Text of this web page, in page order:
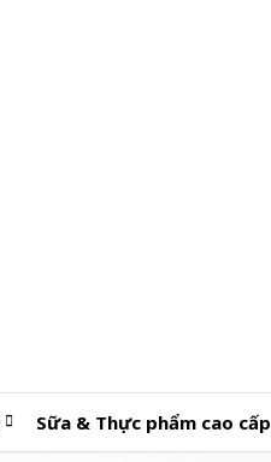
Sữa & Thực phẩm cao cấp